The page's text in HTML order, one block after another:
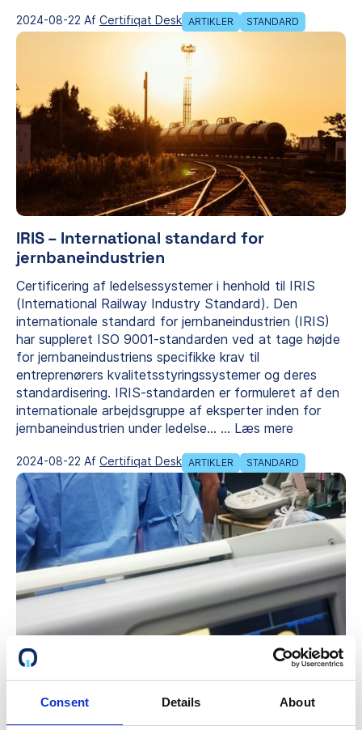
Consent Details About
2024-08-22 Af Certifiqat Desk ARTIKLER STANDARD
IRIS – International standard for
jernbaneindustrien
Certificering af ledelsessystemer i henhold til IRIS
(International Railway Industry Standard). Den
internationale standard for jernbaneindustrien (IRIS)
har suppleret ISO 9001-standarden ved at tage højde
for jernbaneindustriens specifikke krav til
entreprenørers kvalitetsstyringssystemer og deres
standardisering. IRIS-standarden er formuleret af den
internationale arbejdsgruppe af eksperter inden for
jernbaneindustrien under ledelse… ... Læs mere
2024-08-22 Af Certifiqat Desk ARTIKLER STANDARD
ISO 13485 – Kvalitetsstyringssystem for
medicinsk udstyr